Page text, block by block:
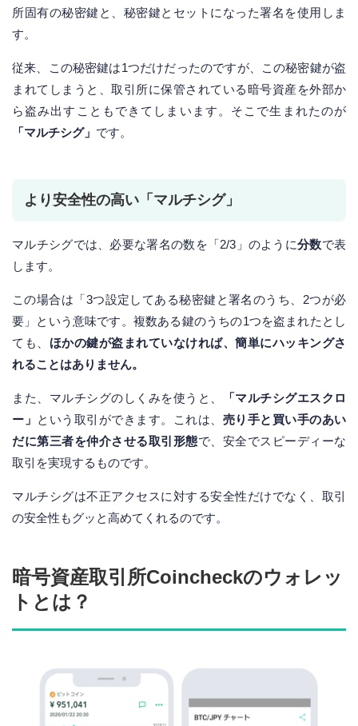
所固有の秘密鍵と、秘密鍵とセットになった署名を使用しま
す。
従来、この秘密鍵は1つだけだったのですが、この秘密鍵が盗
まれてしまうと、取引所に保管されている暗号資産を外部か
ら盗み出すこともできてしまいます。そこで生まれたのが
「マルチシグ」 です。
より安全性の高い「マルチシグ」
マルチシグでは、必要な署名の数を「2/3」のように分数で表
します。
この場合は「3つ設定してある秘密鍵と署名のうち、2つが必
要」という意味です。複数ある鍵のうちの1つを盗まれたとし
ても、 ほかの鍵が盗まれていなければ、簡単にハッキングさ
れることはありません。
また、マルチシグのしくみを使うと、
「マルチシグエスクロ
ー」 という取引ができます。これは、 売り手と買い手のあい
だに第三者を仲介させる取引形態で、安全でスピーディーな
取引を実現するものです。
マルチシグは不正アクセスに対する安全性だけでなく、取引
の安全性もグッと高めてくれるのです。
暗号資産取引所Coincheckのウォレッ
トとは？